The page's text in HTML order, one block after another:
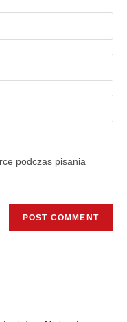
podczas pisania